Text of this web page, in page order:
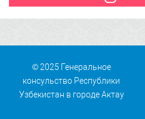
© 2025 Генеральное
консульство Республики
Узбекистан в городе Актау